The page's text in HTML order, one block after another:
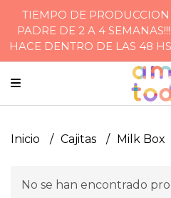
TIEMPO DE
PADRE DE 2 A 4
HACE DENTRO DE LAS 48
Inicio Cajitas Milk Box
No se han encontrado